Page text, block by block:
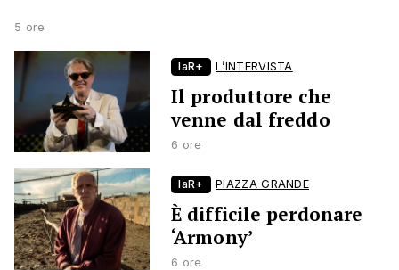
5 ore
laR+ L’INTERVISTA
Il produttore che
venne dal freddo
6 ore
laR+ PIAZZA GRANDE
È difficile perdonare
‘Armony’
6 ore